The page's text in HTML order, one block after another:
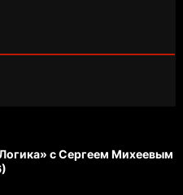
с Сергеем Михеевым